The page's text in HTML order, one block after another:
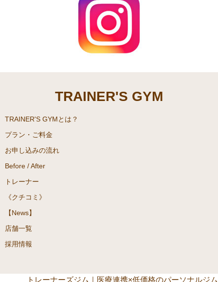
TRAINER'S GYM
TRAINER'S GYMとは？
プラン・ご料金
お申し込みの流れ
Before / After
トレーナー
《クチコミ》
【News】
店舗一覧
採用情報
トレーナーズジム｜医療連携×低価格のパーソナルジム